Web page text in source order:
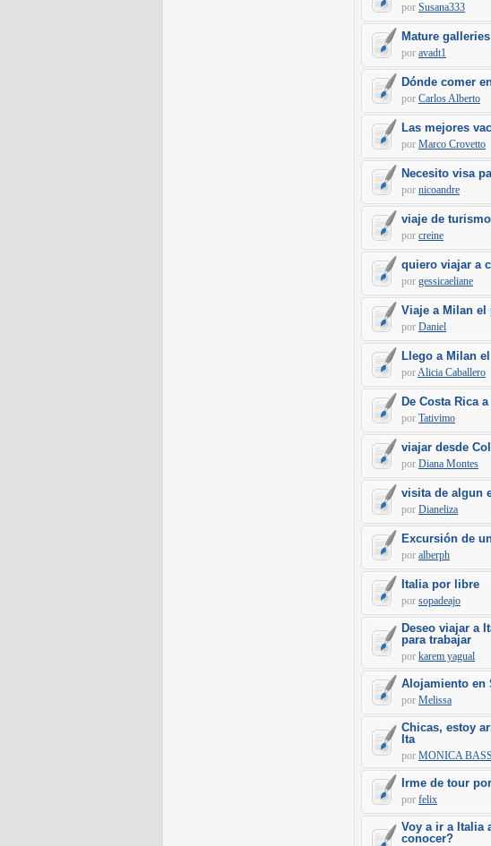
por Susana333
Mature galleries
por avadt1
Dónde comer
por Carlos Alberto
Las mejores
por Marco Crovetto
Necesito visa
por nicoandre
viaje de
por creine
quiero viajar a
por gessicaeliane
Viaje a Milan
por Daniel
Llego a Milan
porAlicia Caballero
De Costa Rica
por Tativimo
viajar desde
por Diana Montes
visita de algun
por Dianeliza
Excursión de
por alberph
Italia por libre
por sopadeajo
Deseo viajar a
para trabajar
por karem yagual
Alojamiento en
por Melissa
Chicas, estoy
Ita
por MONICA
Irme de tour
por felix
Voy a ir a Italia
conocer?